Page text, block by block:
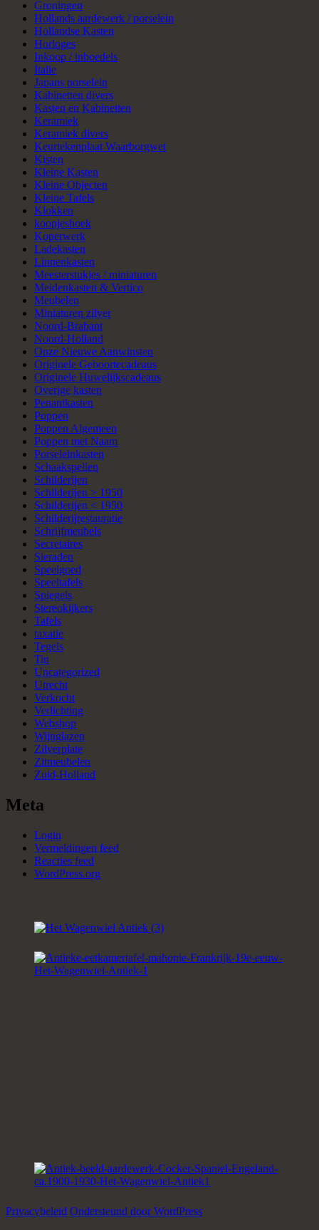
Groningen
Hollands aardewerk / porselein
Hollandse Kasten
Horloges
Inkoop / inboedels
Italie
Japans porselein
Kabinetten divers
Kasten en Kabinetten
Keramiek
Keramiek divers
Keurtekenplaat Waarborgwet
Kisten
Kleine Kasten
Kleine Objecten
Kleine Tafels
Klokken
koopjeshoek
Koperwerk
Ladekasten
Linnenkasten
Meesterstukjes / miniaturen
Meidenkasten & Vertico
Meubelen
Miniaturen zilver
Noord-Brabant
Noord-Holland
Onze Nieuwe Aanwinsten
Originele Geboortecadeaus
Originele Huwelijkscadeaus
Overige kasten
Penantkasten
Poppen
Poppen Algemeen
Poppen met Naam
Porseleinkasten
Schaakspellen
Schilderijen
Schilderijen > 1950
Schilderijen < 1950
Schilderijrestauratie
Schrijfmeubels
Secretaires
Sieraden
Speelgoed
Speeltafels
Spiegels
Stereokijkers
Tafels
taxatie
Tegels
Tin
Uncategorized
Utrecht
Verkocht
Verlichting
Webshop
Wijnglazen
Zilverplate
Zitmeubelen
Zuid-Holland
Meta
Login
Vermeldingen feed
Reacties feed
WordPress.org
Privacybeleid Ondersteund door WordPress